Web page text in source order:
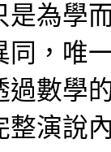
是為學
同，唯
過數學
整演說